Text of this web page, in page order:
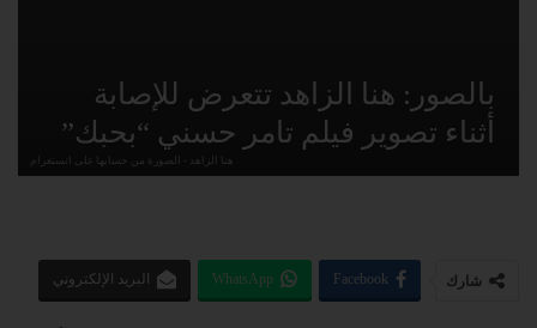
بالصور: هنا الزاهد تتعرض للإصابة
أثناء تصوير فيلم تامر حسني “بحبك”
هنا الزاهد - الصورة من حسابها على انستغرام
شارك Facebook
WhatsApp البريد الإلكتروني